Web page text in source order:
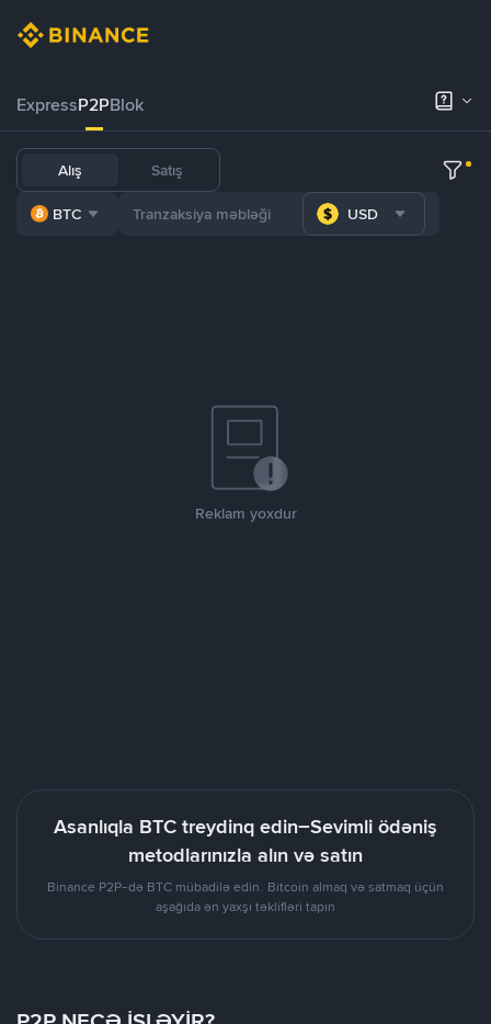
ExpressP2PBlok
Alış Satış
BTC USD
Reklam yoxdur
Asanlıqla BTC treydinq edin–Sevimli ödəniş
metodlarınızla alın və satın
Binance P2P-də BTC mübadilə edin. Bitcoin almaq və satmaq üçün
aşağıda ən yaxşı təklifləri tapın